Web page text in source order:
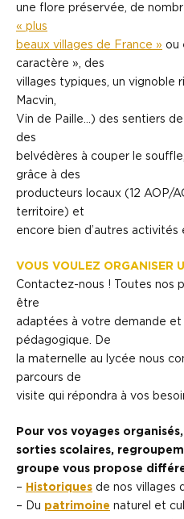
une flore préservée, de
« plus
beaux villages de France » ou
caractère », des
villages typiques, un vignoble
Macvin,
Vin de Paille…) des sentiers
des
belvédères à couper le
grâce à des
producteurs locaux (12 AOP/
territoire) et
encore bien d’autres activités
VOUS VOULEZ ORGANISER
Contactez-nous ! Toutes nos
être
adaptées à votre demande
pédagogique. De
la maternelle au lycée nous
parcours de
visite qui répondra à vos
Pour vos voyages
sorties scolaires,
groupe vous propose
– Historiques de nos villages
– Du patrimoine naturel et